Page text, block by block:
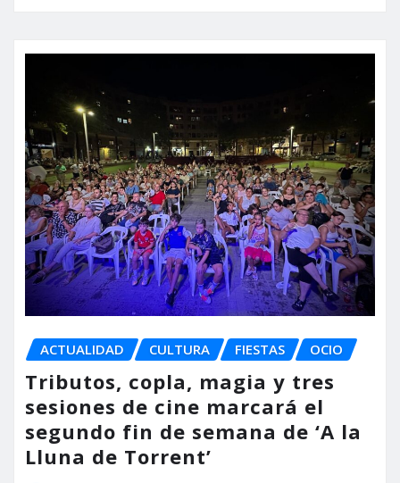
ACTUALIDAD CULTURA FIESTAS OCIO
Tributos, copla, magia y tres
sesiones de cine marcará el
segundo fin de semana de ‘A la
Lluna de Torrent’